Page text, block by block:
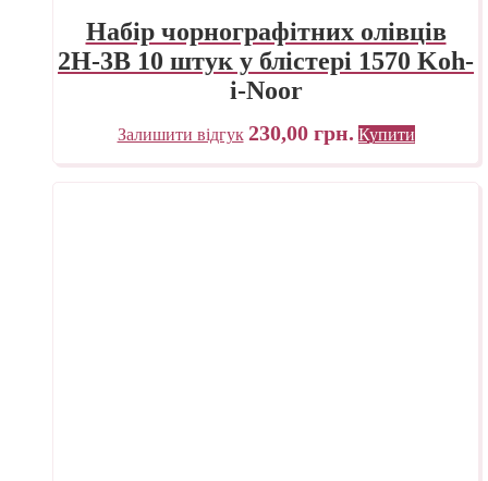
Набір чорнографітних олівців
2Н-3В 10 штук у блістері 1570 Koh-
i-Noor
Залишити відгук 230,00 грн. Купити